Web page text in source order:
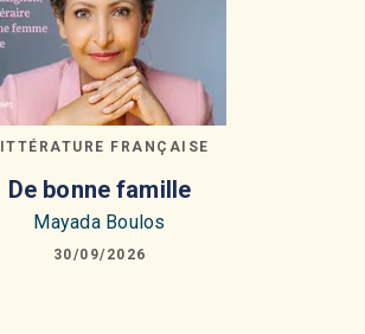
FRANÇAISE
De bonne famille
Mayada Boulos
30/09/2026